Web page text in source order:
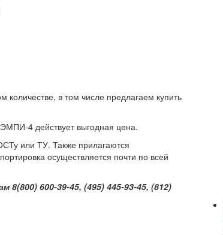
в том числе предлагаем купить
4 действует выгодная цена.
или ТУ. Также прилагаются
осуществляется почти по всей
600-39-45, (495) 445-93-45, (812)